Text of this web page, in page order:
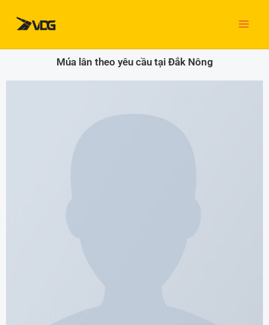
dung
Múa lân theo yêu cầu tại Đắk Nông